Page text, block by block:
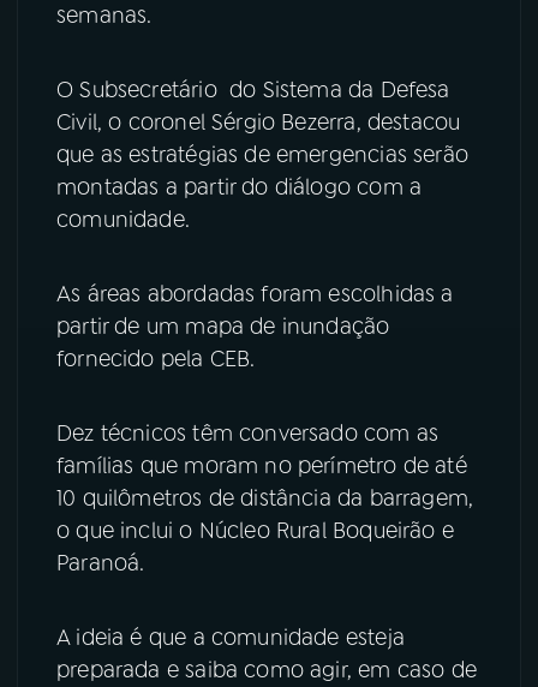
semanas.
O Subsecretário do Sistema da Defesa
Civil, o coronel Sérgio Bezerra, destacou
que as estratégias de emergencias serão
montadas a partir do diálogo com a
comunidade.
As áreas abordadas foram escolhidas a
partir de um mapa de inundação
fornecido pela CEB.
Dez técnicos têm conversado com as
famílias que moram no perímetro de até
10 quilômetros de distância da barragem,
o que inclui o Núcleo Rural Boqueirão e
Paranoá.
A ideia é que a comunidade esteja
preparada e saiba como agir, em caso de